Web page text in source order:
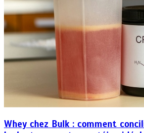
Whey chez Bulk : comment